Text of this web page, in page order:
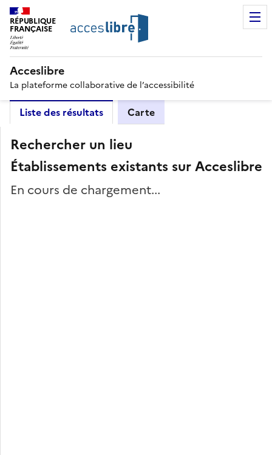
RÉPUBLIQUE
FRANÇAISE
Acceslibre
La plateforme collaborative de l’accessibilité
Liste des résultats Carte
Rechercher un lieu
Établissements existants sur Acceslibre
En cours de chargement...